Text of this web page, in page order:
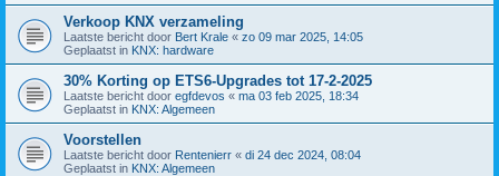
Verkoop KNX verzameling
Laatste bericht door Bert Krale « zo 09 mar 2025, 14:05
Geplaatst in KNX: hardware
30% Korting op ETS6-Upgrades tot 17-2-2025
Laatste bericht door egfdevos « ma 03 feb 2025, 18:34
Geplaatst in KNX: Algemeen
Voorstellen
Laatste bericht door Rentenierr « di 24 dec 2024, 08:04
Geplaatst in KNX: Algemeen